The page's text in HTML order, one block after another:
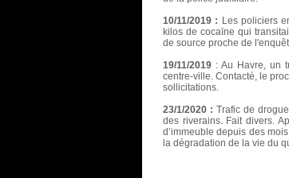
10/11/2019 : Les policiers
kilos de cocaïne qui
de source proche de
19/11/2019 : Au Havre, un
centre-ville. Contacté, le
sollicitations.
23/1/2020 : Trafic de
des riverains. Fait divers.
d’immeuble depuis des
la dégradation de la vie du